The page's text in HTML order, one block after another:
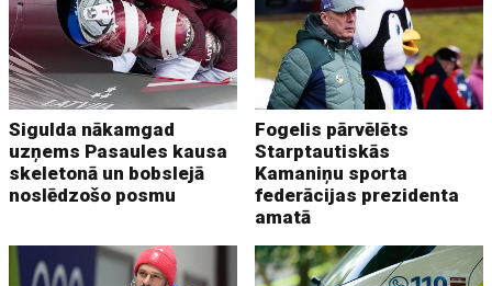
Sigulda nākamgad
uzņems Pasaules kausa
skeletonā un bobslejā
noslēdzošo posmu
Fogelis pārvēlēts
Starptautiskās
Kamaniņu sporta
federācijas prezidenta
amatā